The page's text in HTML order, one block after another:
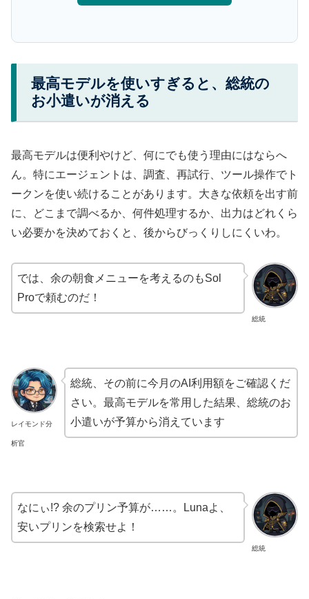
最高モデルを使いすぎると、総統の
お小遣いが消える
最高モデルは便利やけど、何にでも使う理由にはならへ
ん。特にエージェントは、調査、再試行、ツール操作でト
ークンを使い続けることがあります。大きな依頼を出す前
に、どこまで調べるか、何件処理するか、出力はどれくら
い必要かを決めておくと、後からびっくりしにくいわ。
総統
では、余の朝食メニューを考えるのもSol
Proで頼むのだ！
レイモンド分
析官
総統、その前に今月のAI利用額をご確認くだ
さい。最高モデルを常用した結果、総統のお
小遣いが予算から消えています
総統
なにぃ!? 余のプリン予算が……。Lunaよ、
安いプリンを検索せよ！